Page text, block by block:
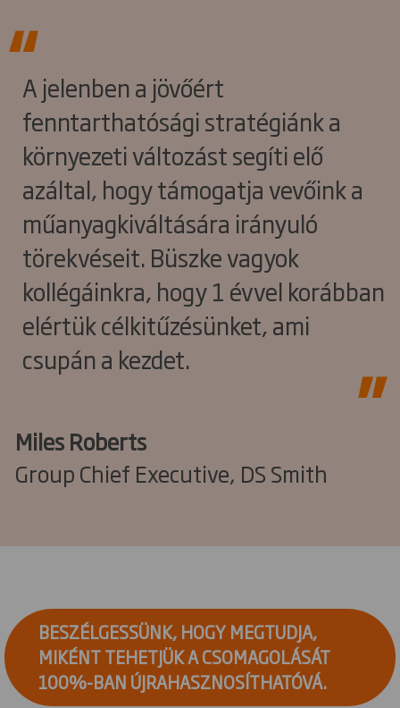
A jelenben a jövőért
fenntarthatósági stratégiánk a
környezeti változást segíti elő
azáltal, hogy támogatja vevőink a
műanyagkiváltására irányuló
törekvéseit. Büszke vagyok
kollégáinkra, hogy 1 évvel korábban
elértük célkitűzésünket, ami
csupán a kezdet.
Miles Roberts
Group Chief Executive, DS Smith
BESZÉLGESSÜNK, HOGY MEGTUDJA,
MIKÉNT TEHETJÜK A CSOMAGOLÁSÁT
100%-BAN ÚJRAHASZNOSÍTHATÓVÁ.